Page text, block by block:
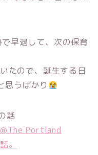
早退して、次の保育
たので、誕生する日
思うばかり
話
Portland
。